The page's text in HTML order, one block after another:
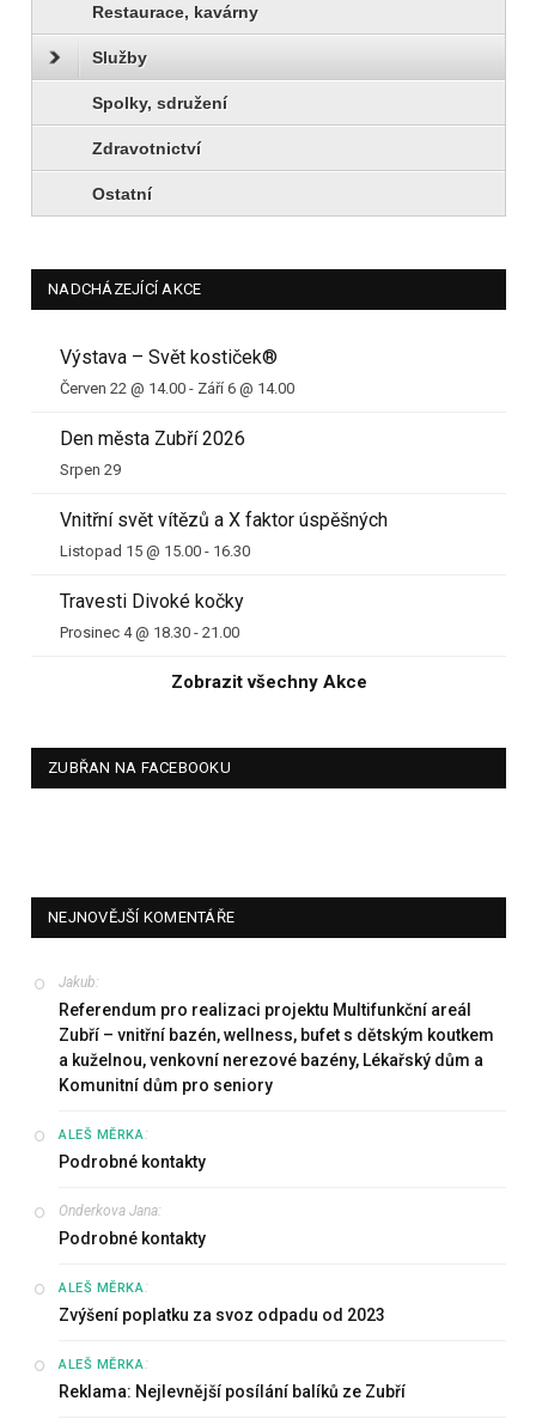
Restaurace, kavárny
Služby
Spolky, sdružení
Zdravotnictví
Ostatní
NADCHÁZEJÍCÍ AKCE
Výstava – Svět kostiček®
Červen 22 @ 14.00 - Září 6 @ 14.00
Den města Zubří 2026
Srpen 29
Vnitřní svět vítězů a X faktor úspěšných
Listopad 15 @ 15.00 - 16.30
Travesti Divoké kočky
Prosinec 4 @ 18.30 - 21.00
Zobrazit všechny Akce
ZUBŘAN NA FACEBOOKU
NEJNOVĚJŠÍ KOMENTÁŘE
Jakub:
Referendum pro realizaci projektu Multifunkční areál
Zubří – vnitřní bazén, wellness, bufet s dětským koutkem
a kuželnou, venkovní nerezové bazény, Lékařský dům a
Komunitní dům pro seniory
ALEŠ MĚRKA:
Podrobné kontakty
Onderkova Jana:
Podrobné kontakty
ALEŠ MĚRKA:
Zvýšení poplatku za svoz odpadu od 2023
ALEŠ MĚRKA:
Reklama: Nejlevnější posílání balíků ze Zubří